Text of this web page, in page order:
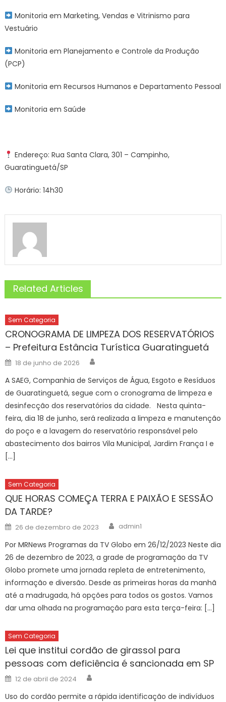
Monitoria em Marketing, Vendas e Vitrinismo para
Vestuário
Monitoria em Planejamento e Controle da Produção
(PCP)
Monitoria em Recursos Humanos e Departamento Pessoal
Monitoria em Saúde
Endereço: Rua Santa Clara, 301 – Campinho,
Guaratinguetá/SP
Horário: 14h30
Related Articles
Sem Categoria
CRONOGRAMA DE LIMPEZA DOS RESERVATÓRIOS
– Prefeitura Estância Turística Guaratinguetá
Posted
on
18 de junho de 2026
A SAEG, Companhia de Serviços de Água, Esgoto e Resíduos
de Guaratinguetá, segue com o cronograma de limpeza e
desinfecção dos reservatórios da cidade. Nesta quinta-
feira, dia 18 de junho, será realizada a limpeza e manutenção
do poço e a lavagem do reservatório responsável pelo
abastecimento dos bairros Vila Municipal, Jardim França I e
[…]
Sem Categoria
QUE HORAS COMEÇA TERRA E PAIXÃO E SESSÃO
DA TARDE?
Posted
on
26 de dezembro de 2023 Author
admin1
Por MRNews Programas da TV Globo em 26/12/2023 Neste dia
26 de dezembro de 2023, a grade de programação da TV
Globo promete uma jornada repleta de entretenimento,
informação e diversão. Desde as primeiras horas da manhã
até a madrugada, há opções para todos os gostos. Vamos
dar uma olhada na programação para esta terça-feira: […]
Sem Categoria
Lei que institui cordão de girassol para
pessoas com deficiência é sancionada em SP
Posted
on
12 de abril de 2024
Uso do cordão permite a rápida identificação de indivíduos